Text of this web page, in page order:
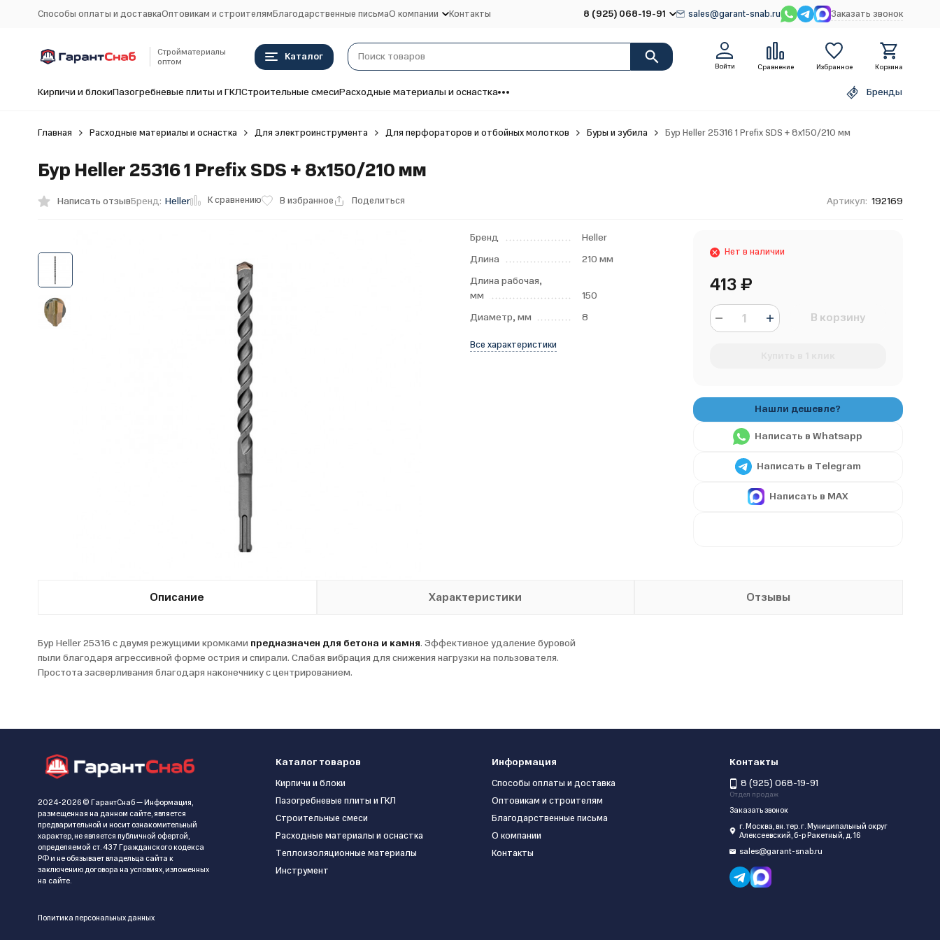
Способы оплаты и доставкаОптовикам и строителямБлагодарственные письмаО компании Контакты 8 (925) 068-19-91 sales@garant-snab.ru Заказать звонок
Стройматериалы
оптом
Каталог
Войти Сравнение Избранное Корзина
Кирпичи и блокиПазогребневые плиты и ГКЛСтроительные смесиРасходные материалы и оснастка Бренды
Главная Расходные материалы и оснастка Для электроинструмента Для перфораторов и отбойных молотков Буры и зубила Бур Heller 25316 1 Prefix SDS + 8х150/210 мм
Бур Heller 25316 1 Prefix SDS + 8х150/210 мм
Написать отзывБренд: Heller К сравнению В избранное Поделиться Артикул: 192169
Бренд
Heller
Длина
210 мм
Длина рабочая,
мм
150
Диаметр, мм
8
Все характеристики
Нет в наличии
413₽
В корзину
Написать в Whatsapp
Написать в Telegram
Написать в MAX
Описание Характеристики Отзывы
Бур Heller 25316 с двумя режущими кромками предназначен для бетона и камня. Эффективное удаление буровой
пыли благодаря агрессивной форме острия и спирали. Слабая вибрация для снижения нагрузки на пользователя.
Простота засверливания благодаря наконечнику с центрированием.
2024-2026 © ГарантСнаб — Информация,
размещенная на данном сайте, является
предварительной и носит ознакомительный
характер, не является публичной офертой,
определяемой ст. 437 Гражданского кодекса
РФ и не обязывает владельца сайта к
заключению договора на условиях, изложенных
на сайте.
Политика персональных данных
Каталог товаров
Кирпичи и блоки
Пазогребневые плиты и ГКЛ
Строительные смеси
Расходные материалы и оснастка
Теплоизоляционные материалы
Инструмент
Информация
Способы оплаты и доставка
Оптовикам и строителям
Благодарственные письма
О компании
Контакты
Контакты
8 (925) 068-19-91
Отдел продаж
Заказать звонок
г. Москва, вн. тер. г. Муниципальный округ
Алексеевский, б-р Ракетный, д. 16
sales@garant-snab.ru